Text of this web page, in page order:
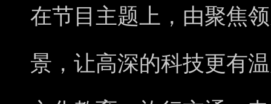
在节目主题上，由聚焦
景，让高深的科技更有